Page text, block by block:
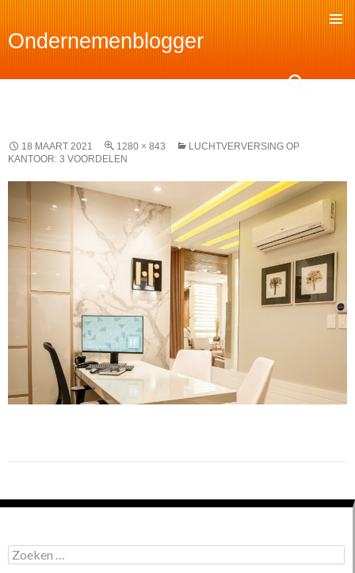
Ondernemenblogger
18 MAART 2021 1280 × 843
LUCHTVERVERSING OP
KANTOOR: 3 VOORDELEN
Zoeken
naar: